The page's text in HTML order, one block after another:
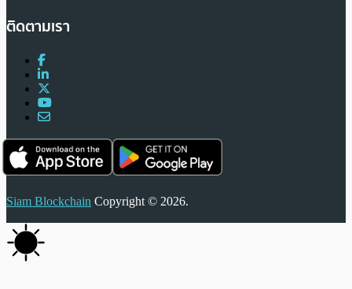
ติดตามเรา
Siam Blockchain Copyright © 2026.